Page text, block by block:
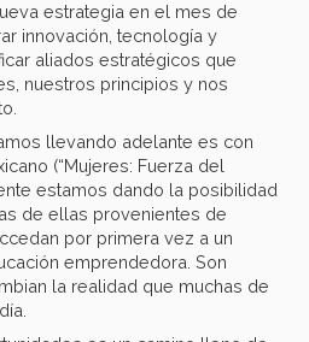
estrategia en el mes de
innovación, tecnología y
aliados estratégicos que
nuestros principios y nos
llevando adelante es con
(“Mujeres: Fuerza del
estamos dando la posibilidad
de ellas provenientes de
por primera vez a un
emprendedora. Son
la realidad que muchas de